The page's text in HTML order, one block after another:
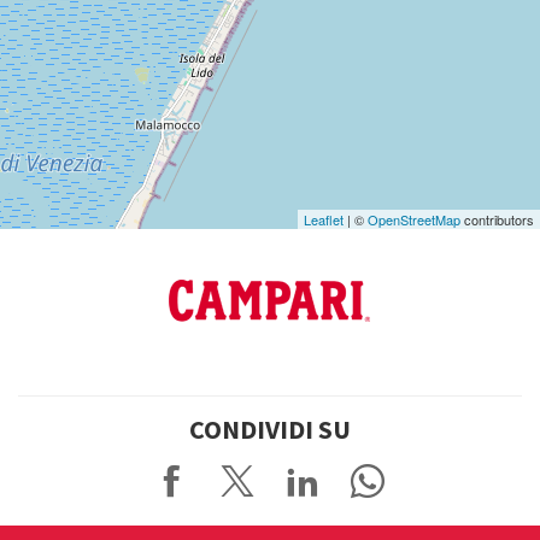
Leaflet | ©OpenStreetMapcontributors
CONDIVIDI SU